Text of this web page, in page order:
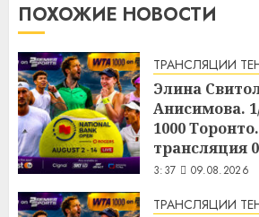
ПОХОЖИЕ НОВОСТИ
ТРАНСЛЯЦИИ
Элина
Анисимова.
1000
трансляция
3:37 09.08.2026
ТРАНСЛЯЦИИ